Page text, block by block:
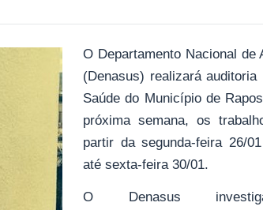
O Departamento Nacional de
(Denasus) realizará
Saúde do Município de
próxima semana, os
partir da segunda-feira 26/
até sexta-feira 30/01.
O Denasus